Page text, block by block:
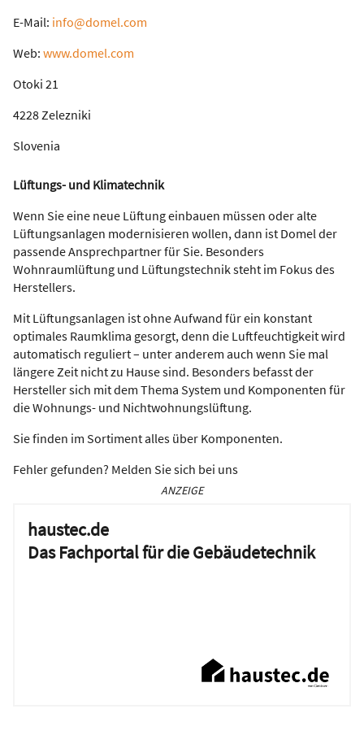
E-Mail: info@domel.com
Web: www.domel.com
Otoki 21
4228 Zelezniki
Slovenia
Lüftungs- und Klimatechnik
Wenn Sie eine neue Lüftung einbauen müssen oder alte
Lüftungsanlagen modernisieren wollen, dann ist Domel der
passende Ansprechpartner für Sie. Besonders
Wohnraumlüftung und Lüftungstechnik steht im Fokus des
Herstellers.
Mit Lüftungsanlagen ist ohne Aufwand für ein konstant
optimales Raumklima gesorgt, denn die Luftfeuchtigkeit wird
automatisch reguliert – unter anderem auch wenn Sie mal
längere Zeit nicht zu Hause sind. Besonders befasst der
Hersteller sich mit dem Thema System und Komponenten für
die Wohnungs- und Nichtwohnungslüftung.
Sie finden im Sortiment alles über Komponenten.
Fehler gefunden? Melden Sie sich bei uns
ANZEIGE
haustec.de
Das Fachportal für die Gebäudetechnik